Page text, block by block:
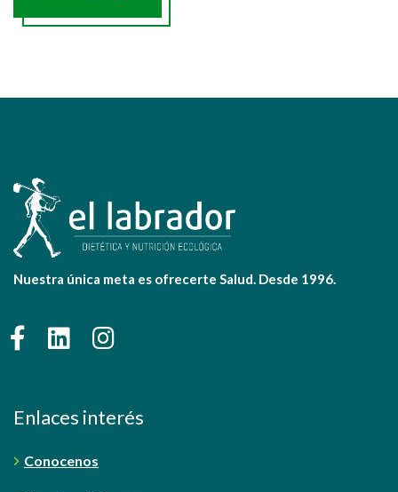
Nuestra única meta es ofrecerte Salud. Desde 1996.
Enlaces interés
Conocenos